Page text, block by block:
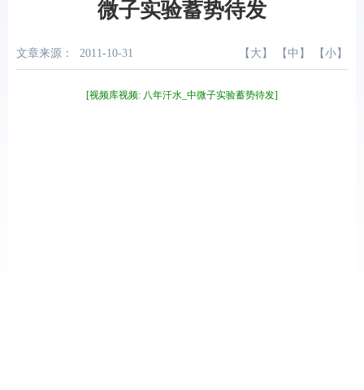
微子实验蓄势待发
文章来源： 2011-10-31 【 大 】 【 中 】 【 小 】
[视频库视频: 八年汗水_中微子实验蓄势待发]